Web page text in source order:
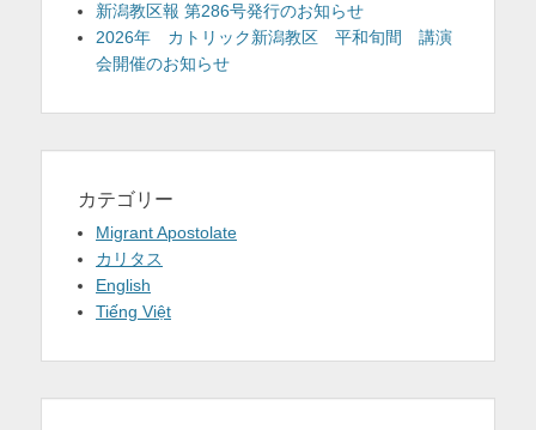
新潟教区報 第286号発行のお知らせ
2026年 カトリック新潟教区 平和旬間 講演
会開催のお知らせ
カテゴリー
Migrant Apostolate
カリタス
English
Tiếng Việt